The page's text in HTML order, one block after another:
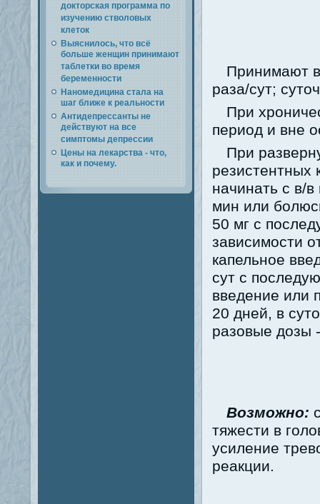
докторская программа по
изучению стволовых
клеток
Выяснилось, что всё
больше женщин принимают
таблетки во время
беременности
Наномедицина стала на
шаг ближе к реальности
Антидепрессанты не
действуют на все
симптомы депрессии
Цены на лекарства - что,
как и почему.
Принимают
раза/сут;
При
период и вне
При
резистентных
начинать с в/
мин или
50 мг с
зависимости
капельное
сут с
введение или
20 дней, в
разовые дозы
Возможно:
тяжести в
усиление
реакции.